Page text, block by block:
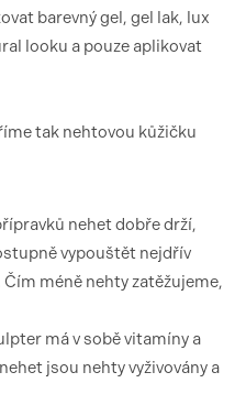
barevný gel, gel lak, lux
looku a pouze aplikovat
tak nehtovou kůžičku
nehet dobře drží,
vypouštět nejdřív
méně nehty zatěžujeme,
má v sobě vitamíny a
jsou nehty vyživovány a